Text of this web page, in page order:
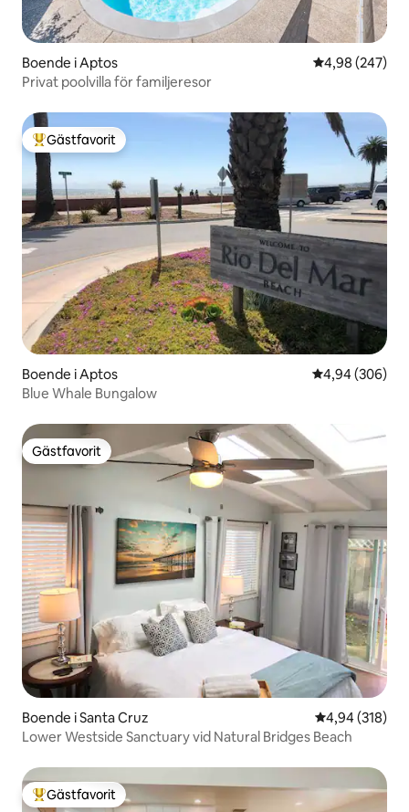
Boende i Aptos 4,98 av 5 i
4,98 (247)
Privat poolvilla för familjeresor
Populär gästfavorit
Gästfavorit
Boende i Aptos 4,94 av 5 i
4,94 (306)
Blue Whale Bungalow
Gästfavorit
Gästfavorit
Boende i Santa Cruz 4,94 av 5 i
4,94 (318)
Lower Westside Sanctuary vid Natural Bridges Beach
Populär gästfavorit
Gästfavorit